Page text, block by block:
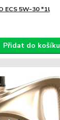
ECS 5W-30 *1l
Přidat do košíku